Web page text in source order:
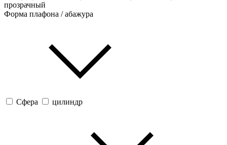
прозрачный
Форма плафона / абажура
Сфера цилиндр